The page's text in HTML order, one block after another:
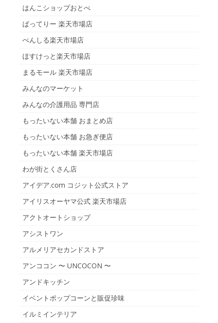
はんこショップおとべ
ばってりー 楽天市場店
ぺんしる楽天市場店
ほすけっと楽天市場店
まるモール 楽天市場店
みんなのマーケット
みんなの介護用品 専門店
もったいない本舗 おまとめ店
もったいない本舗 お急ぎ便店
もったいない本舗 楽天市場店
わが街とくさん店
アイデア.com コジット公式ストア
アイリスオーヤマ公式 楽天市場店
アクトオートショップ
アシストワン
アルメリアセカンドストア
アンココン 〜 UNCOCON 〜
アンドキッチン
イベントポップコーンと販促珍味
イルミインテリア